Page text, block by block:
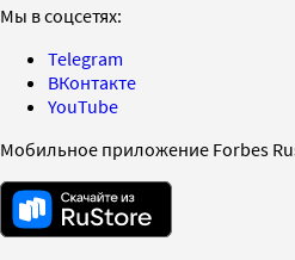
Мы в соцсетях:
Telegram
ВКонтакте
YouTube
Мобильное приложение Forbes